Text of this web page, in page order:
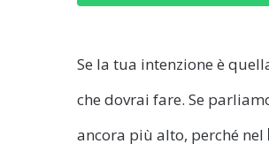
Se la tua intenzione è
che dovrai fare. Se
ancora più alto, perché nel